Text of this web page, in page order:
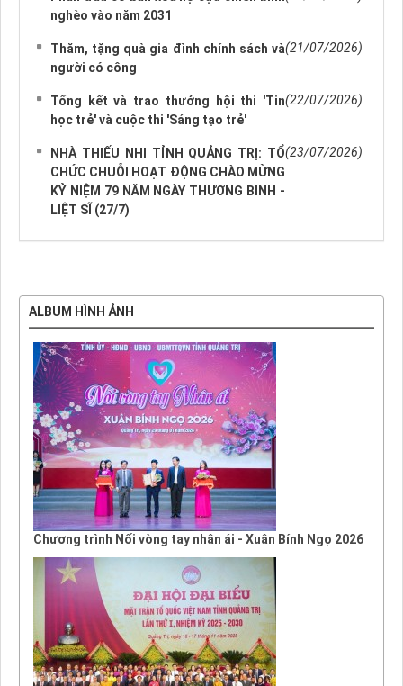
nghèo vào năm 2031
Thăm, tặng quà gia đình chính sách và
người có công
(21/07/2026)
Tổng kết và trao thưởng hội thi 'Tin
học trẻ' và cuộc thi 'Sáng tạo trẻ'
(22/07/2026)
NHÀ THIẾU NHI TỈNH QUẢNG TRỊ: TỔ
CHỨC CHUỖI HOẠT ĐỘNG CHÀO MỪNG
KỶ NIỆM 79 NĂM NGÀY THƯƠNG BINH -
LIỆT SĨ (27/7)
(23/07/2026)
ALBUM HÌNH ẢNH
Chương trình Nối vòng tay nhân ái - Xuân Bính Ngọ 2026